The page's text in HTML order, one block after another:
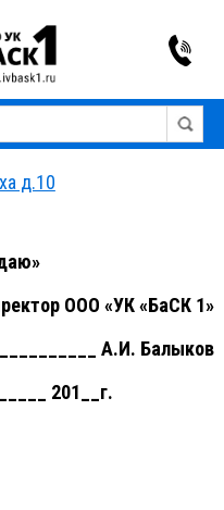
Изображения: Выкл
д.10
ООО «УК «БаСК 1»
А.И. Балыков
201__г.